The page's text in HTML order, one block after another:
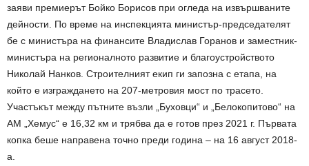
заяви премиерът Бойко Борисов при огледа на извършваните
дейности. По време на инспекцията министър-председателят
бе с министъра на финансите Владислав Горанов и заместник-
министъра на регионалното развитие и благоустройството
Николай Нанков. Строителният екип ги запозна с етапа, на
който е изграждането на 207-метровия мост по трасето.
Участъкът между пътните възли „Буховци“ и „Белокопитово“ на
АМ „Хемус“ е 16,32 км и трябва да е готов през 2021 г. Първата
копка беше направена точно преди година – на 16 август 2018-
а.